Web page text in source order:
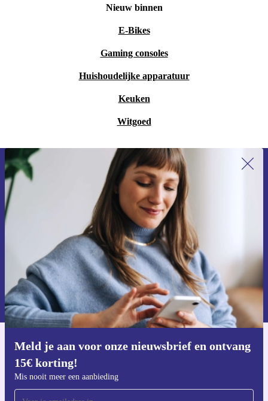
Nieuw binnen
E-Bikes
Gaming consoles
Huishoudelijke apparatuur
Keuken
Witgoed
Meld je aan voor onze nieuwsbrief en ontvang
15€ korting!
Mis nooit meer een aanbieding
Meld je aan voor onze nieuwsbrief en
ontvang €15 korting!
Mis nooit meer een aanbieding.
Voucher aanvragen
Informatie over het gebruik van persoonsgegevens vind je in ons
privacybeleid
Download de refurbed app